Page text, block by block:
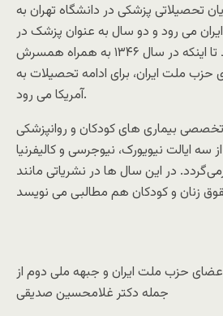
تحصیلاتی پزشکی در دانشگاه تهران به
می رود و دو سال به عنوان پزشک در
آنجا خدمت می‌کند تا اینکه در سال ۱۳۴۶ به همراه همسرش
حزب ملت ایران، برای ادامه تحصیلات به
آمریکا می رود.
بیماری های کودکان و روانپزشکی
سه ایالت نیویورک، نیوجرسی و کالیفرنیا
ایران برمی‌گردد. در این سال ها در نشریاتی مانند
اعضای حزب ملت ایران و جبهه ملی دوم از
جمله دکتر غلامحسین صدیقی